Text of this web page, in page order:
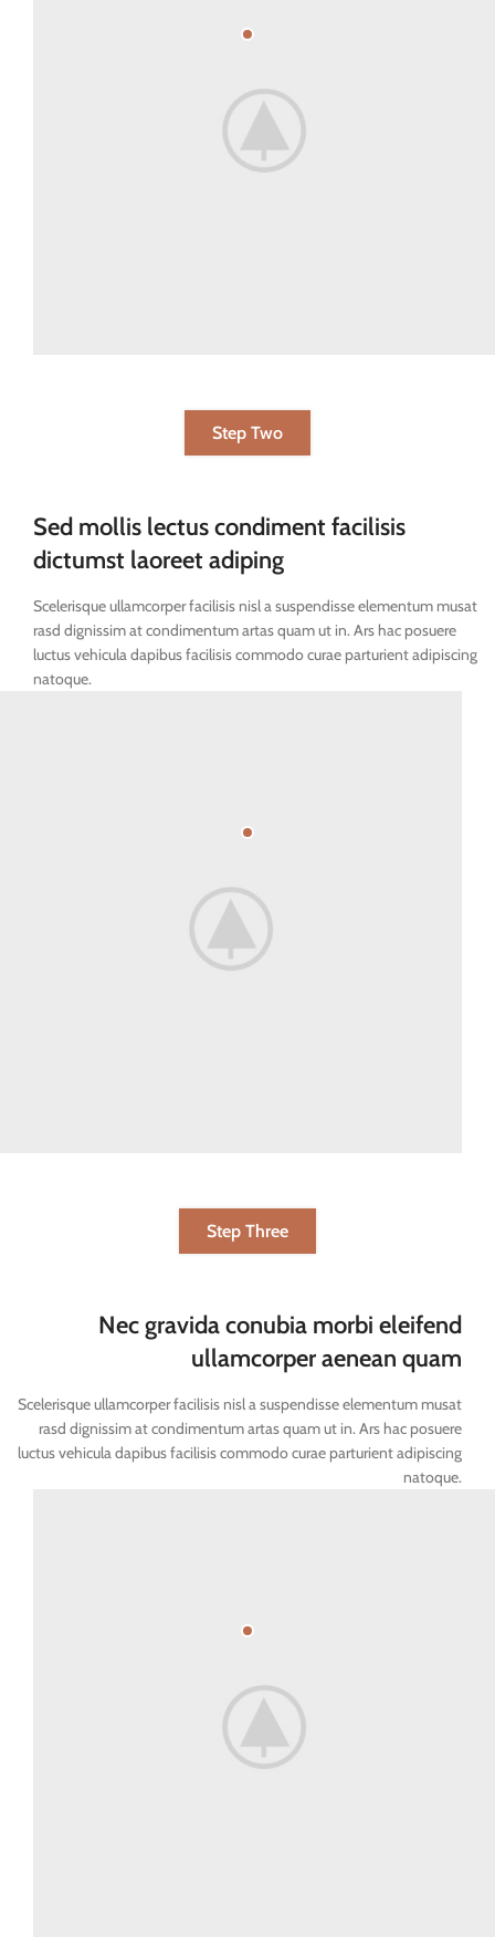
Step Two
Sed mollis lectus condiment facilisis
dictumst laoreet adiping
Scelerisque ullamcorper facilisis nisl a suspendisse elementum musat
rasd dignissim at condimentum artas quam ut in. Ars hac posuere
luctus vehicula dapibus facilisis commodo curae parturient adipiscing
natoque.
Step Three
Nec gravida conubia morbi eleifend
ullamcorper aenean quam
Scelerisque ullamcorper facilisis nisl a suspendisse elementum musat
rasd dignissim at condimentum artas quam ut in. Ars hac posuere
luctus vehicula dapibus facilisis commodo curae parturient adipiscing
natoque.